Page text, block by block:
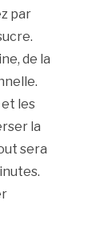
par
de la
les
la
sera